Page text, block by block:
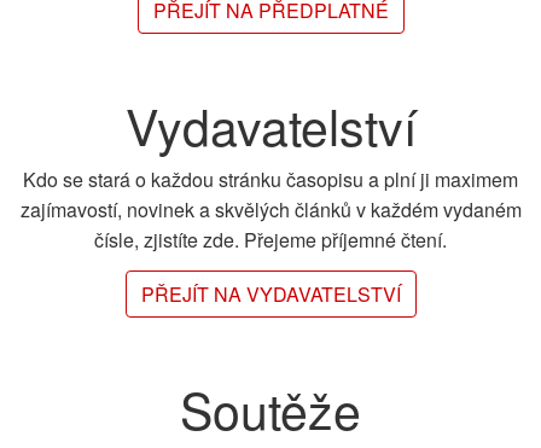
PŘEJÍT NA PŘEDPLATNÉ
Vydavatelství
Kdo se stará o každou stránku časopisu a plní ji maximem
zajímavostí, novinek a skvělých článků v každém vydaném
čísle, zjistíte zde. Přejeme příjemné čtení.
PŘEJÍT NA VYDAVATELSTVÍ
Soutěže